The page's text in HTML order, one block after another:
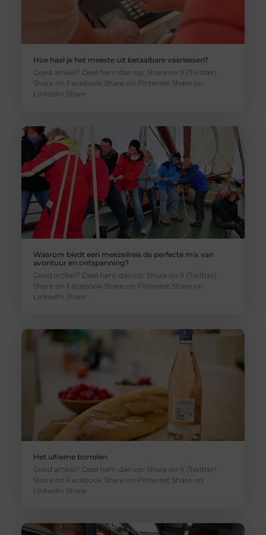
Hoe haal je het meeste uit betaalbare vaarlessen?
Goed artikel? Deel hem dan op: Share on X (Twitter)
Share on Facebook Share on Pinterest Share on
LinkedIn Share
Waarom biedt een meezeilreis de perfecte mix van
avontuur en ontspanning?
Goed artikel? Deel hem dan op: Share on X (Twitter)
Share on Facebook Share on Pinterest Share on
LinkedIn Share
Het ultieme borrelen
Goed artikel? Deel hem dan op: Share on X (Twitter)
Share on Facebook Share on Pinterest Share on
LinkedIn Share